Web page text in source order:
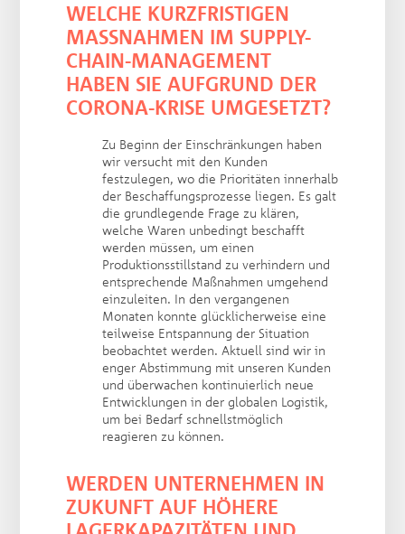
WELCHE KURZFRISTIGEN
MASSNAHMEN IM SUPPLY-C
HAIN-MANAGEMENT H
ABEN SIE AUFGRUND DER C
ORONA-KRISE UMGESETZT?
Zu Beginn der Einschränkungen haben
wir versucht mit den Kunden
festzulegen, wo die Prioritäten innerhalb
der Beschaffungsprozesse liegen. Es galt
die grundlegende Frage zu klären,
welche Waren unbedingt beschafft
werden müssen, um einen
Produktionsstillstand zu verhindern und
entsprechende Maßnahmen umgehend
einzuleiten. In den vergangenen
Monaten konnte glücklicherweise eine
teilweise Entspannung der Situation
beobachtet werden. Aktuell sind wir in
enger Abstimmung mit unseren Kunden
und überwachen kontinuierlich neue
Entwicklungen in der globalen Logistik,
um bei Bedarf schnellstmöglich
reagieren zu können.
WERDEN UNTERNEHMEN IN
ZUKUNFT AUF HÖHERE